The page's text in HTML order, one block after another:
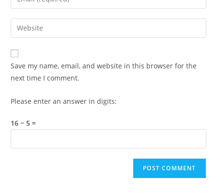
comment
your
email
address
comment
Enter
your
website
URL
(optional)
Save my name, email, and website in this browser for the
next time I comment.
Please enter an answer in digits:
16 − 5 =